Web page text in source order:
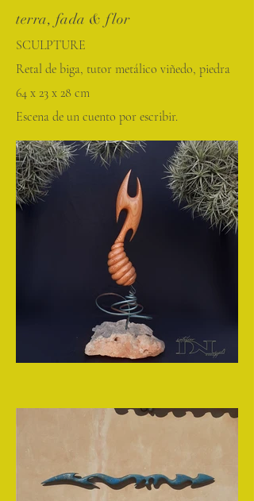
terra, fada & flor
SCULPTURE
Retal de biga, tutor metálico viñedo, piedra
64 x 23 x 28 cm
Escena de un cuento por escribir.